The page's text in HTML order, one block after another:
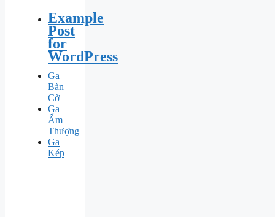
Example
Post
for
WordPress
Ga
Bàn
Cờ
Ga
Ấm
Thượng
Ga
Kép